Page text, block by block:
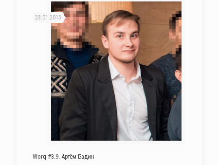
23.01.2015
Worq #3.9. Артём Бадин